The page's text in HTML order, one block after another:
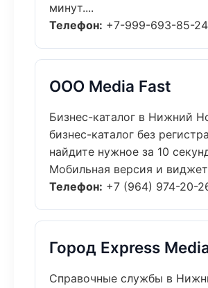
минут....
Телефон: +7-999-693-85-24
ООО Media Fast
Бизнес-каталог в Нижний
бизнес-каталог без
найдите нужное за 10
Мобильная версия и
Телефон: +7 (964) 974-20-
Город Express
Справочные службы в